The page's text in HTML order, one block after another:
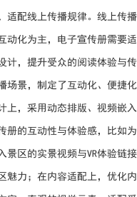
适配线上传播规律。线上传
动化为主，电子宣传册需要
计，提升受众的阅读体验与
场景，制定了互动化、便捷
上，采用动态排版、视频嵌
册的互动性与体验感，比如
景区的实景视频与VR体验链
魅力；在内容适配上，优化